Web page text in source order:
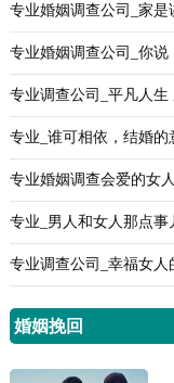
专业婚姻调查公司_家是
专业婚姻调查公司_你说
专业调查公司_平凡人生
专业_谁可相依，结婚的
专业婚姻调查会爱的女人
专业_男人和女人那点事
专业调查公司_幸福女人
婚姻挽回